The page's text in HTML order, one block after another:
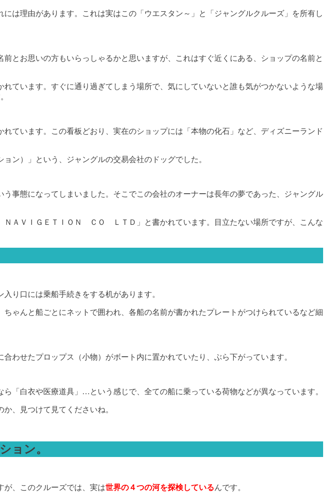
は理由があります。これは実はこの「ウエスタン～」と「ジャングルクルーズ」を所有し
お思いの方もいらっしゃるかと思いますが、これはすぐ近くにある、ショップの名前と
ています。すぐに通り過ぎてしまう場所で、気にしていないと誰も気がつかないような場
ています。この看板どおり、実在のショップには「本物の化石」など、ディズニーランド
ン）」という、ジャングルの交易会社のドッグでした。
事態になってしまいました。そこでこの会社のオーナーは長年の夢であった、ジャングル
ＡＶＩＧＥＴＩＯＮ ＣＯ ＬＴＤ」と書かれています。目立たない場所ですが、こんな
り口には乗船手続きをする机があります。
ゃんと船ごとにネットで囲われ、各船の名前が書かれたプレートがつけられているなど細
わせたプロップス（小物）がボート内に置かれていたり、ぶら下がっています。
「白衣や医療道具」…という感じで、全ての船に乗っている荷物などが異なっています。
、見つけて見てくださいね。
ョン。
が、このクルーズでは、実は世界の４つの河を探検しているんです。